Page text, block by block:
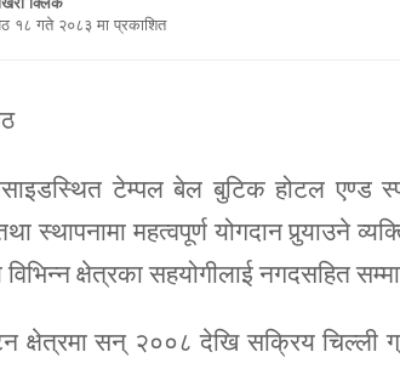
गते २०८३ मा प्रकाशित
टेम्पल बेल बुटिक होटल एण्ड
स्थापनामा महत्वपूर्ण योगदान पुर्‍याउने
क्षेत्रका सहयोगीलाई नगदसहित
क्षेत्रमा सन् २००८ देखि सक्रिय चिल्ली